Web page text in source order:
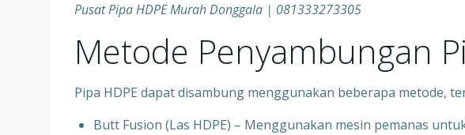
Pusat Pipa HDPE Murah Donggala | 081333273305
Metode Penyambungan
Pipa HDPE dapat disambung menggunakan beberapa metode,
Butt Fusion (Las HDPE) – Menggunakan mesin pemanas